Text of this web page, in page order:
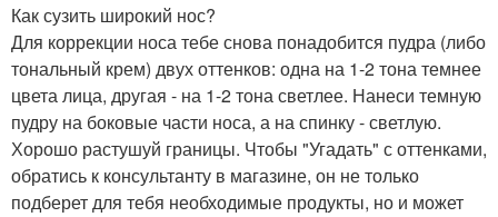
Как сузить широкий нос?
Для коррекции носа тебе снова понадобится пудра (либо
тональный крем) двух оттенков: одна на 1-2 тона темнее
цвета лица, другая - на 1-2 тона светлее. Нанеси темную
пудру на боковые части носа, а на спинку - светлую.
Хорошо растушуй границы. Чтобы "Угадать" с оттенками,
обратись к консультанту в магазине, он не только
подберет для тебя необходимые продукты, но и может